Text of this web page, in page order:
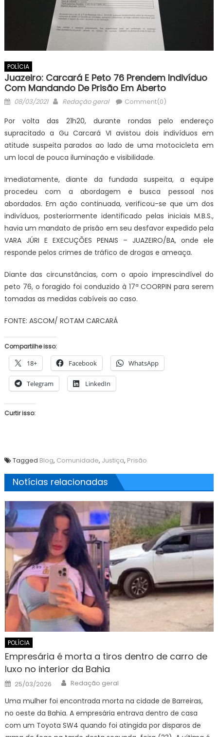
POLÍCIA
Juazeiro: Carcará E Peto 76 Prendem Indivíduo
Com Mandando De Prisão Em Aberto
Posted
08/03/2021 Author
Redação geral Comment(0)
Por volta das 21h20, durante rondas pelo endereço
supracitado a Gu Carcará VI avistou dois indivíduos em
atitude suspeita parados ao lado de uma motocicleta em
um local de pouca iluminação e visibilidade.
Imediatamente, diante da fundada suspeita, a equipe
procedeu com a abordagem e busca pessoal nos
abordados. Em ação continuada, verificou-se que um dos
indivíduos, posteriormente identificado pelas iniciais M.B.S.,
havia um mandato de prisão em seu desfavor expedido pela
VARA JÚRI E EXECUÇÕES PENAIS – JUAZEIRO/BA, onde ele
responde pelos crimes de tráfico de drogas e ameaça.
Diante das circunstâncias, com o apoio imprescindível do
peto 76, o foragido foi conduzido à 17ª COORPIN para serem
tomadas as medidas cabíveis ao caso.
FONTE: ASCOM/ ROTAM CARCARÁ
Compartilhe isso:
18+ Facebook WhatsApp
Telegram LinkedIn
Curtir isso:
Tagged Blog, Comunidade, Justiça, Prisão
Notícias relacionadas
POLÍCIA
Empresária é morta a tiros dentro de carro de
luxo no interior da Bahia
Posted
on
25/03/2026 Author
Redação geral
Uma mulher foi encontrada morta na cidade de Barreiras,
no oeste da Bahia. A empresária entrava dentro de casa
com um Toyota SW4 quando foi atingida por disparos de